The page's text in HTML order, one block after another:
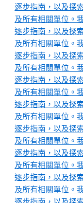
逐步指南，以及探
及所有相關單位。
逐步指南，以及探
及所有相關單位。
逐步指南，以及探
及所有相關單位。
逐步指南，以及探
及所有相關單位。
逐步指南，以及探
及所有相關單位。
逐步指南，以及探
及所有相關單位。
逐步指南，以及探
及所有相關單位。
逐步指南，以及探
及所有相關單位。